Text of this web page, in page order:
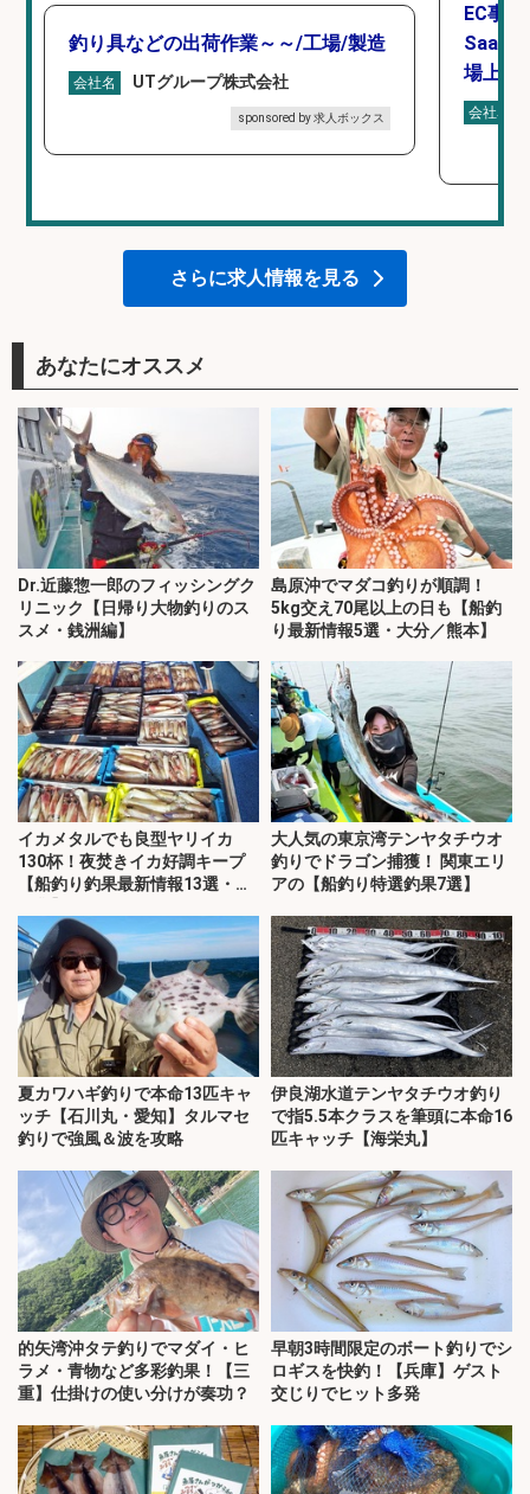
釣り具などの出荷作業～～/工場/製造
会社名 UTグループ株式会社
sponsored by 求人ボックス
EC事
SaaS
場上場
会社名
さらに求人情報を見る
あなたにオススメ
Dr.近藤惣一郎のフィッシングク
リニック【日帰り大物釣りのス
スメ・銭洲編】
島原沖でマダコ釣りが順調！
5kg交え70尾以上の日も【船釣
り最新情報5選・大分／熊本】
イカメタルでも良型ヤリイカ
130杯！夜焚きイカ好調キープ
【船釣り釣果最新情報13選・玄
大人気の東京湾テンヤタチウオ
釣りでドラゴン捕獲！ 関東エリ
アの【船釣り特選釣果7選】
夏カワハギ釣りで本命13匹キャ
ッチ【石川丸・愛知】タルマセ
釣りで強風＆波を攻略
伊良湖水道テンヤタチウオ釣り
で指5.5本クラスを筆頭に本命16
匹キャッチ【海栄丸】
的矢湾沖タテ釣りでマダイ・ヒ
ラメ・青物など多彩釣果！【三
重】仕掛けの使い分けが奏功？
早朝3時間限定のボート釣りでシ
ロギスを快釣！【兵庫】ゲスト
交じりでヒット多発